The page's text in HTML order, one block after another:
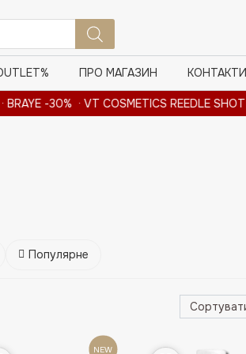
ПРО МАГАЗИН КОНТАКТИ
-30% · VT COSMETICS REEDLE SHOT -20%
Популярне
NEW